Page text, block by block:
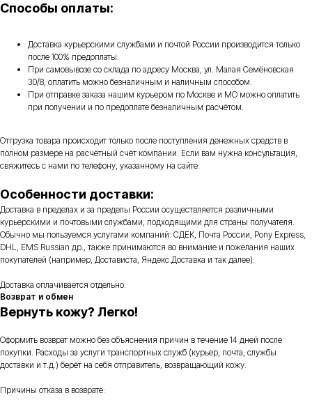
Способы оплаты:
Доставка курьерскими службами и почтой России производится только
после 100% предоплаты.
При самовывозе со склада по адресу Москва, ул. Малая Семёновская
30/8, оплатить можно безналичным и наличным способом.
При отправке заказа нашим курьером по Москве и МО можно оплатить
при получении и по предоплате безналичным расчётом.
Отгрузка товара происходит только после поступления денежных средств в
полном размере на расчётный счёт компании. Если вам нужна консультация,
свяжитесь с нами по телефону, указанному на сайте.
Особенности доставки:
Доставка в пределах и за пределы России осуществляется различными
курьерскими и почтовыми службами, подходящими для страны получателя.
Обычно мы пользуемся услугами компаний: СДЕК, Почта России, Pony Express,
DHL, EMS Russian др., также принимаются во внимание и пожелания наших
покупателей (например, Достависта, Яндекс.Доставка и так далее).
Доставка оплачивается отдельно.
Возврат и обмен
Вернуть кожу? Легко!
Оформить возврат можно без объяснения причин в течение 14 дней после
покупки. Расходы за услуги транспортных служб (курьер, почта, службы
доставки и т.д.) берёт на себя отправитель, возвращающий кожу.
Причины отказа в возврате: